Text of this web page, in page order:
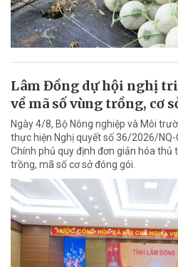
Lâm Đồng dự hội nghị
về mã số vùng trồng, cơ
Ngày 4/8, Bộ Nông nghiệp và Môi
thực hiện Nghị quyết số 36/2026/
Chính phủ quy định đơn giản hóa thủ
trồng, mã số cơ sở đóng gói.